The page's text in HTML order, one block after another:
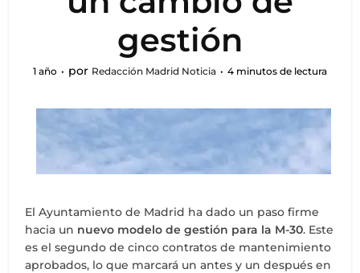
gestión
1 año por Redacción Madrid Noticia 4 minutos de lectura
El Ayuntamiento de Madrid ha dado un paso firme
hacia un nuevo modelo de gestión para la M-30. Este
es el segundo de cinco contratos de mantenimiento
aprobados, lo que marcará un antes y un después en